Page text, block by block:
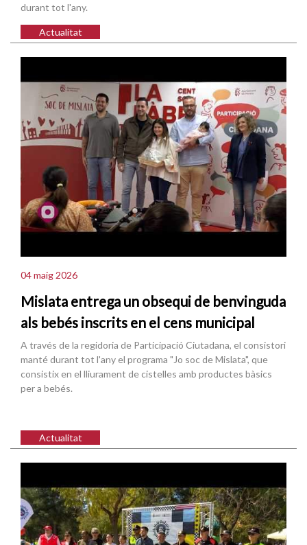
durant tot l'any.
Actualitat
04 maig 2026
Mislata entrega un obsequi de benvinguda
als bebés inscrits en el cens municipal
A través de la regidoria de Participació Ciutadana, el consistori
manté durant tot l'any el programa "Jo soc de Mislata", que
consistix en el lliurament de cistelles amb productes bàsics
per a bebés.
Actualitat